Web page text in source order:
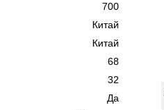
700
Китай
Китай
68
32
Да